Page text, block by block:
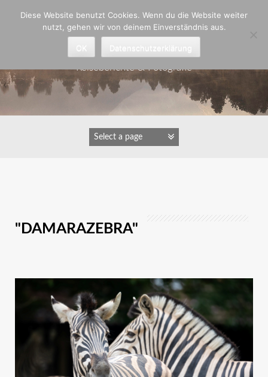
Astrid Padberg
Reiseberichte & Fotografie
"DAMARAZEBRA"
Diese Website benutzt Cookies. Wenn du die Website weiter
nutzt, gehen wir von deinem Einverständnis aus.